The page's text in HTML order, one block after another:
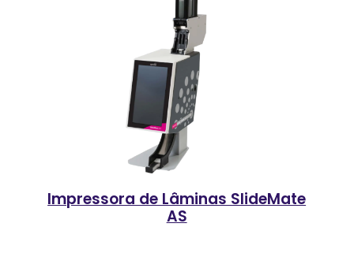
Impressora de Lâminas SlideMate
AS